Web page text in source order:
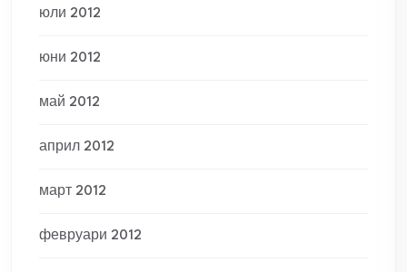
юли 2012
юни 2012
май 2012
април 2012
март 2012
февруари 2012